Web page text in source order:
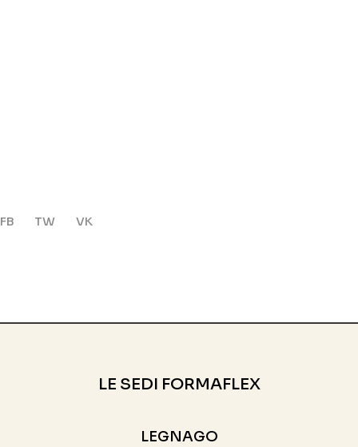
FB TW VK
LE SEDI FORMAFLEX
LEGNAGO